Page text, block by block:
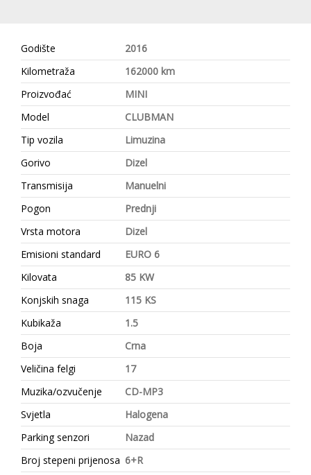
Godište
2016
Kilometraža
162000 km
Proizvođać
MINI
Model
CLUBMAN
Tip vozila
Limuzina
Gorivo
Dizel
Transmisija
Manuelni
Pogon
Prednji
Vrsta motora
Dizel
Emisioni standard
EURO 6
Kilovata
85 KW
Konjskih snaga
115 KS
Kubikaža
1.5
Boja
Crna
Veličina felgi
17
Muzika/ozvučenje
CD-MP3
Svjetla
Halogena
Parking senzori
Nazad
Broj stepeni prijenosa 6+R